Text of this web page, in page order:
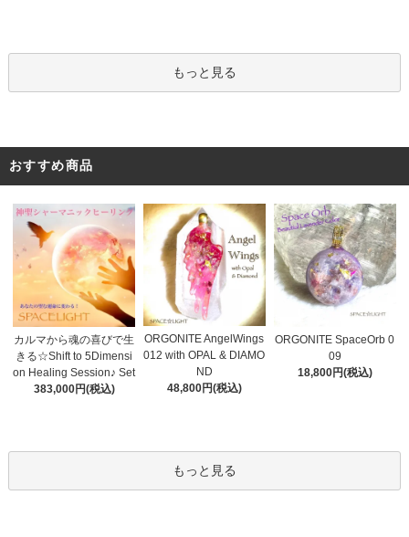
もっと見る
おすすめ商品
カルマから魂の喜びで生
きる☆Shift to 5Dimensi
on Healing Session♪ Set
383,000円(税込)
ORGONITE AngelWings
012 with OPAL & DIAMO
ND
48,800円(税込)
ORGONITE SpaceOrb 0
09
18,800円(税込)
もっと見る